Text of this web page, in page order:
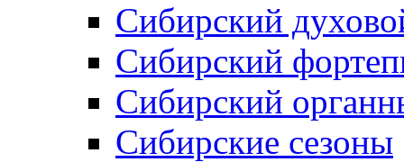
Сибирский
Сибирский
Сибирский
Сибирские сезоны